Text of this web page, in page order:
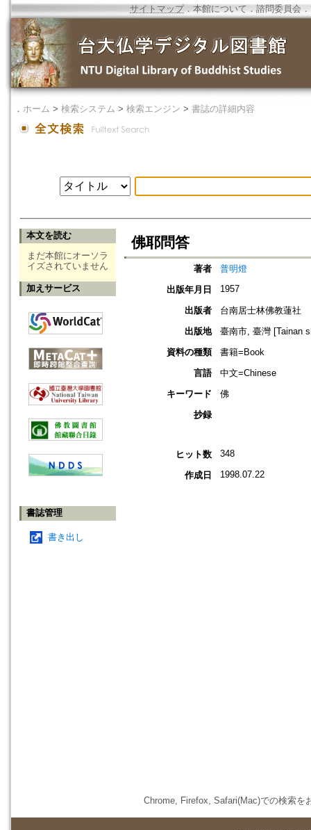
サイトマップ．本館について ． 諮問委員会 ．
． ホーム > 検索システム > 検索エンジン > 書誌の詳細内容
本文を読む
まだ本館にオーソラ
イズされていません
加えサービス
書誌管理
書き出し
佛耶問答
著者
普明燈
出版年月日
1957
出版者
台南居士林佛教蓮社
出版地
臺南市, 臺灣 [Tainan
資料の種類
書籍=Book
言語
中文=Chinese
キーワード
佛
抄録
ヒット数 348
作成日 1998.07.22
Chrome, Firefox, Safari(Mac)での検索を